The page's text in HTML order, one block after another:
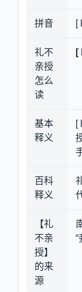
拼音 [
礼不
亲授
怎么
读
[
基本
释义
[
百科
释义
【礼
不亲
授】
的来
源